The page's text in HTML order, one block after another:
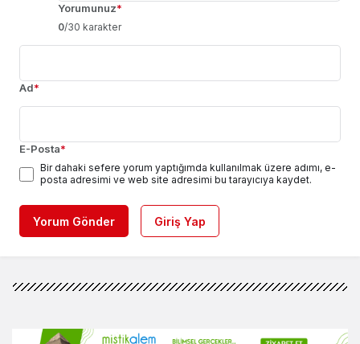
Yorumunuz*
0/30 karakter
Ad*
E-Posta*
Bir dahaki sefere yorum yaptığımda kullanılmak üzere adımı, e-
posta adresimi ve web site adresimi bu tarayıcıya kaydet.
Yorum Gönder Giriş Yap